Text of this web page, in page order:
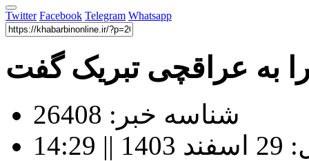
Twitter Facebook Telegram Whatsapp
به عراقچی تبریک گفت
شناسه خبر: 26408